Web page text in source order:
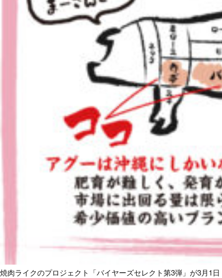
焼肉ライクのプロジェクト「バイヤーズセレクト第3弾」が3月1日